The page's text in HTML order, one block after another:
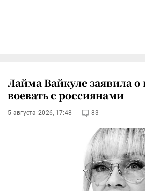
Лайма Вайкуле заявила о
воевать с россиянами
5 августа 2026, 17:48 83